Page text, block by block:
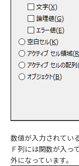
数値が入力されてい
Ｆ列には関数が入っ
外になっています。